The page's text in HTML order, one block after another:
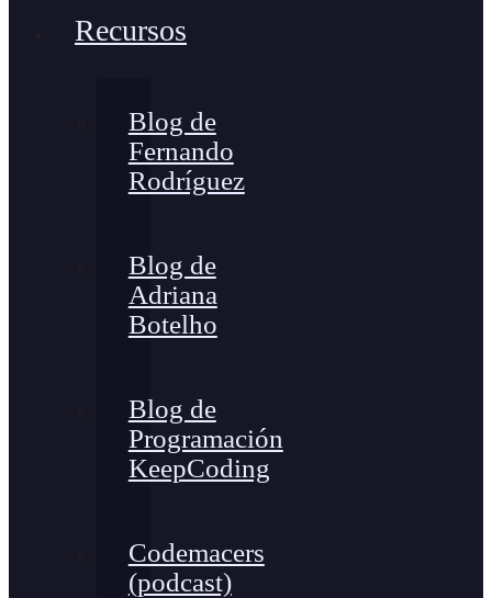
Recursos
Blog de
Fernando
Rodríguez
Blog de
Adriana
Botelho
Blog de
Programación
KeepCoding
Codemacers
(podcast)